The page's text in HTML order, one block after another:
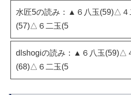
水匠5の読み：▲６八玉(59)△
(57)△６二玉(5
dlshogiの読み：▲６八玉(59)△
(68)△６二玉(5